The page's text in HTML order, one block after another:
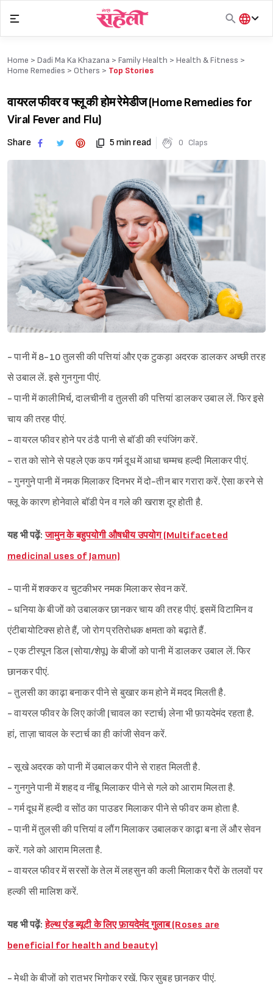
content
हिंदी
Home > Dadi Ma Ka Khazana > Family Health > Health & Fitness >
Home Remedies > Others > Top Stories
वायरल फीवर व फ्लू की होम रेमेडीज (Home Remedies for
Viral Fever and Flu)
Share 5 min read 0 Claps
- पानी में 8-10 तुलसी की पत्तियां और एक टुकड़ा अदरक डालकर अच्छी तरह
से उबाल लें. इसे गुनगुना पीएं.
- पानी में कालीमिर्च, दालचीनी व तुलसी की पत्तियां डालकर उबाल लें. फिर इसे
चाय की तरह पीएं.
- वायरल फीवर होने पर ठंडै पानी से बॉडी की स्पंजिंग करें.
- रात को सोने से पहले एक कप गर्म दूध में आधा चम्मच हल्दी मिलाकर पीएं.
- गुनगुने पानी में नमक मिलाकर दिनभर में दो-तीन बार गरारा करें. ऐसा करने से
फ्लू के कारण होनेवाले बॉडी पेन व गले की खराश दूर होती है.
यह भी पढ़ें:जामुन के बहुपयोगी औषधीय उपयोग (Multifaceted
medicinal uses of Jamun)
- पानी में शक्कर व चुटकीभर नमक मिलाकर सेवन करें.
- धनिया के बीजों को उबालकर छानकर चाय की तरह पीएं. इसमें विटामिन व
एंटीबायोटिक्स होते हैं, जो रोग प्रतिरोधक क्षमता को बढ़ाते हैं.
- एक टीस्पून डिल (सोया/शेपू) के बीजों को पानी में डालकर उबाल लें. फिर
छानकर पीएं.
- तुलसी का काढ़ा बनाकर पीने से बुखार कम होने में मदद मिलती है.
- वायरल फीवर के लिए कांजी (चावल का स्टार्च) लेना भी फ़ायदेमंद रहता है.
हां, ताज़ा चावल के स्टार्च का ही कांजी सेवन करें.
- सूखे अदरक को पानी में उबालकर पीने से राहत मिलती है.
- गुनगुने पानी में शहद व नींबू मिलाकर पीने से गले को आराम मिलता है.
- गर्म दूध में हल्दी व सोंठ का पाउडर मिलाकर पीने से फीवर कम होता है.
- पानी में तुलसी की पत्तियां व लौंग मिलाकर उबालकर काढ़ा बना लें और सेवन
करें. गले को आराम मिलता है.
- वायरल फीवर में सरसों के तेल में लहसुन की कली मिलाकर पैरों के तलवों पर
हल्की सी मालिश करें.
यह भी पढ़ें:हेल्थ एंड ब्यूटी के लिए फ़ायदेमंद गुलाब (Roses are
beneficial for health and beauty)
- मेथी के बीजों को रातभर भिगोकर रखें. फिर सुबह छानकर पीएं.